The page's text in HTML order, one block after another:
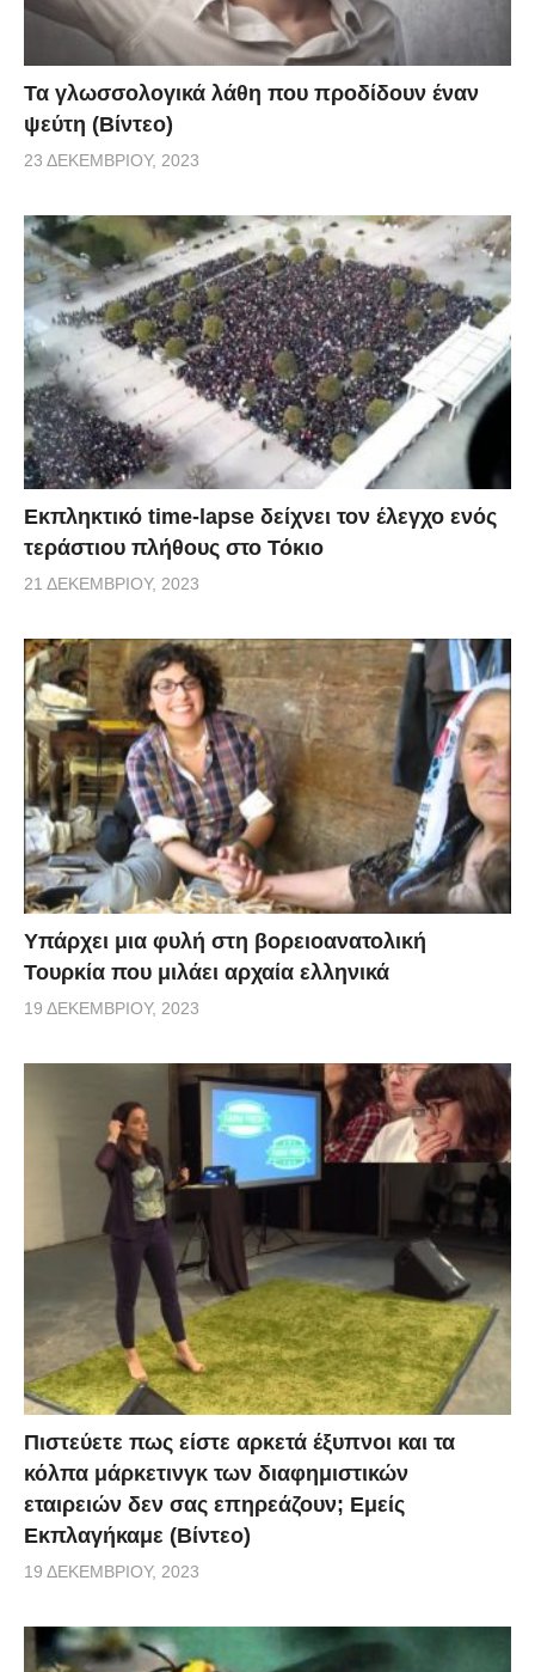
Τα γλωσσολογικά λάθη που προδίδουν έναν
ψεύτη (Βίντεο)
23 ΔΕΚΕΜΒΡΊΟΥ, 2023
Εκπληκτικό time-lapse δείχνει τον έλεγχο ενός
τεράστιου πλήθους στο Τόκιο
21 ΔΕΚΕΜΒΡΊΟΥ, 2023
Υπάρχει μια φυλή στη βορειοανατολική
Τουρκία που μιλάει αρχαία ελληνικά
19 ΔΕΚΕΜΒΡΊΟΥ, 2023
Πιστεύετε πως είστε αρκετά έξυπνοι και τα
κόλπα μάρκετινγκ των διαφημιστικών
εταιρειών δεν σας επηρεάζουν; Εμείς
Εκπλαγήκαμε (Βίντεο)
19 ΔΕΚΕΜΒΡΊΟΥ, 2023